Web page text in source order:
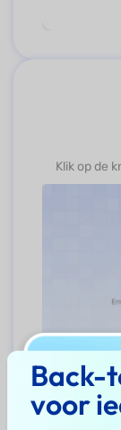
Klik op de
Back-
voor